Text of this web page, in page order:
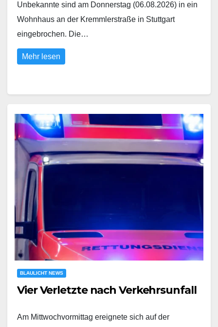
Unbekannte sind am Donnerstag (06.08.2026) in ein
Wohnhaus an der Kremmlerstraße in Stuttgart
eingebrochen. Die…
Mehr lesen
BLAULICHT NEWS
Vier Verletzte nach Verkehrsunfall
Am Mittwochvormittag ereignete sich auf der